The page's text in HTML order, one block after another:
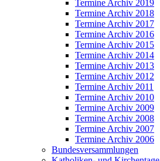
Termine Archiv 2019
Termine Archiv 2018
Termine Archiv 2017
Termine Archiv 2016
Termine Archiv 2015
Termine Archiv 2014
Termine Archiv 2013
Termine Archiv 2012
Termine Archiv 2011
Termine Archiv 2010
Termine Archiv 2009
Termine Archiv 2008
Termine Archiv 2007
Termine Archiv 2006
Bundesversammlungen